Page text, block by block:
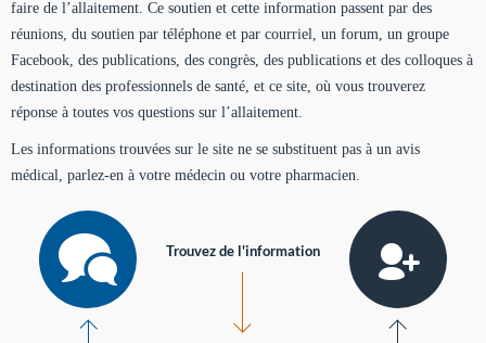
faire de l’allaitement. Ce soutien et cette information passent par des
réunions, du soutien par téléphone et par courriel, un forum, un groupe
Facebook, des publications, des congrès, des publications et des colloques à
destination des professionnels de santé, et ce site, où vous trouverez
réponse à toutes vos questions sur l’allaitement.
Les informations trouvées sur le site ne se substituent pas à un avis
médical, parlez-en à votre médecin ou votre pharmacien.
Trouvez de l'information